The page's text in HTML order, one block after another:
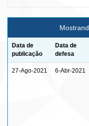
Data de
publicação
Data de
defesa
27-Ago-2021 6-Abr-2021